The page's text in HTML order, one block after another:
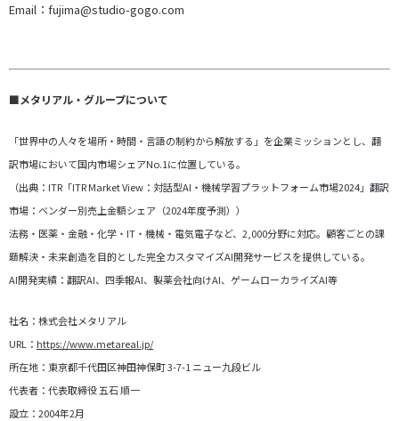
Email：fujima@studio-gogo.com
■メタリアル・グループについて
「世界中の人々を場所・時間・言語の制約から解放する」を企業ミッションとし、翻
訳市場において国内市場シェアNo.1に位置している。
（出典：ITR「ITR Market View：対話型AI・機械学習プラットフォーム市場2024」翻訳
市場：ベンダー別売上金額シェア（2024年度予測））
法務・医薬・金融・化学・IT・機械・電気電子など、2,000分野に対応。顧客ごとの課
題解決・未来創造を目的とした完全カスタマイズAI開発サービスを提供している。
AI開発実績：翻訳AI、四季報AI、製薬会社向けAI、ゲームローカライズAI等
社名：株式会社メタリアル
URL： https://www.metareal.jp/
所在地：東京都千代田区神田神保町 3-7-1 ニュー九段ビル
代表者：代表取締役 五石 順一
設立：2004年2月